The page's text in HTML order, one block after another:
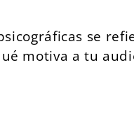
se
motiva a tu